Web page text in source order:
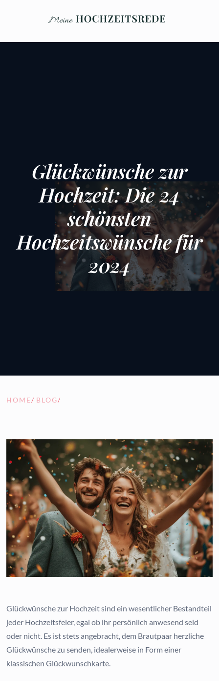
Glückwünsche zur
Hochzeit: Die 24
schönsten
Hochzeitswünsche für
2024
HOME/ BLOG/
Glückwünsche zur Hochzeit sind ein wesentlicher Bestandteil
jeder Hochzeitsfeier, egal ob ihr persönlich anwesend seid
oder nicht. Es ist stets angebracht, dem Brautpaar herzliche
Glückwünsche zu senden, idealerweise in Form einer
klassischen Glückwunschkarte.